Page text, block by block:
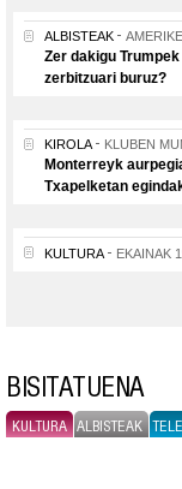
ALBISTEAK
Zer dakigu
zerbitzuari buruz?
KIROLA KLUBEN
Monterreyk
Txapelketan
KULTURA EKAINAK
BISITATUENA
KULTURA ALBISTEAK